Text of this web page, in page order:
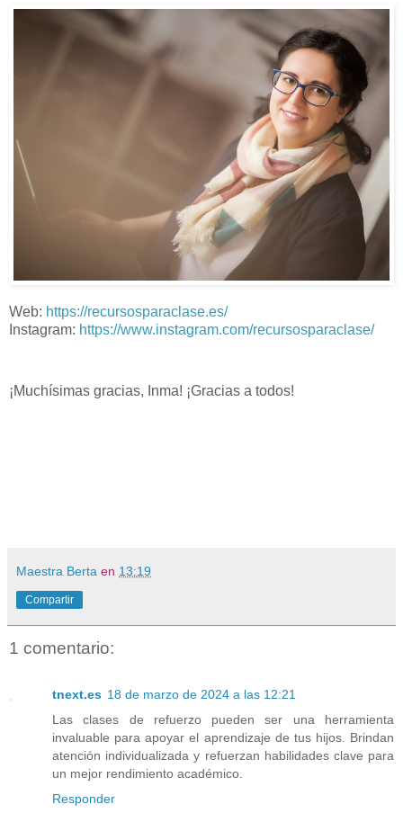
Web: https://recursosparaclase.es/
Instagram: https://www.instagram.com/recursosparaclase/
¡Muchísimas gracias, Inma! ¡Gracias a todos!
Maestra Berta en 13:19
Compartir
1 comentario:
tnext.es 18 de marzo de 2024 a las 12:21
Las clases de refuerzo pueden ser una herramienta
invaluable para apoyar el aprendizaje de tus hijos. Brindan
atención individualizada y refuerzan habilidades clave para
un mejor rendimiento académico.
Responder